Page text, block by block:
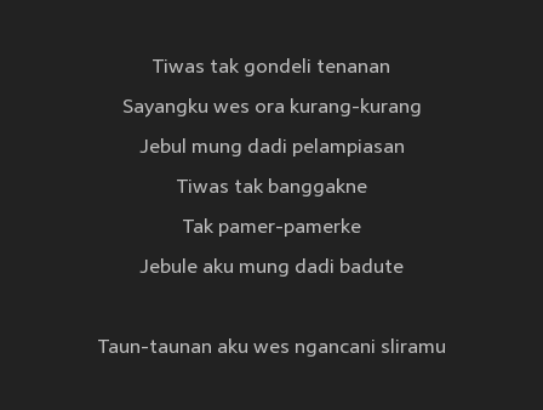
Tiwas tak gondeli tenanan
Sayangku wes ora kurang-kurang
Jebul mung dadi pelampiasan
Tiwas tak banggakne
Tak pamer-pamerke
Jebule aku mung dadi badute
Taun-taunan aku wes ngancani sliramu